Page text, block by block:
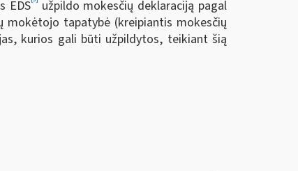
EDS
užpildo mokesčių deklaraciją pagal
tapatybė (kreipiantis mokesčių
kurios gali būti užpildytos, teikiant šią